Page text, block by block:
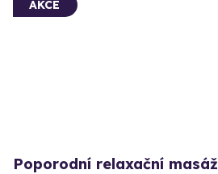
AKCE
Poporodní relaxační masáž